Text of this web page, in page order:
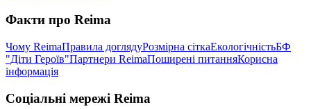
Факти про Reima
Чому ReimaПравила доглядуРозмірна сіткаЕкологічністьБФ
"Діти Героїв"Партнери ReimaПоширені питанняКорисна
інформація
Соціальні мережі Reima